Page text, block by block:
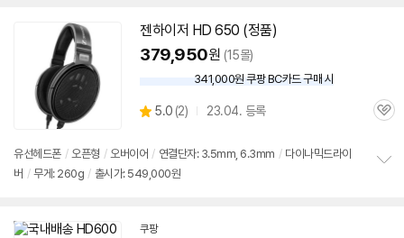
젠하이저 HD 650 (정품)
379,950원 (15몰)
할
가
341,000원 쿠팡 BC카드 구매 시
별
5.0 (상
리
뷰
2) 23.04. 등록
관
유선헤드폰 / 오픈형 / 오버이어 / 연결단자: 3.5mm, 6.3mm / 다이나믹드라이
버 / 무게: 260g / 출시가: 549,000원
쿠팡